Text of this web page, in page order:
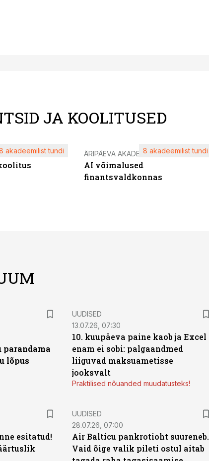
JA KOOLITUSED
akadeemilist tundi ÄRIPÄEVA AKADEEMIA
AI võimalused
finantsvaldkonnas
8 akadeemilist tundi
parandama
lõpus
UUDISED
13.07.26, 07:30
10. kuupäeva paine kaob ja Excel
enam ei sobi: palgaandmed
liiguvad maksuametisse
jooksvalt
Praktilised nõuanded muudatusteks!
esitatud!
UUDISED
28.07.26, 07:00
Air Balticu pankrotioht suureneb.
Vaid õige valik pileti ostul aitab